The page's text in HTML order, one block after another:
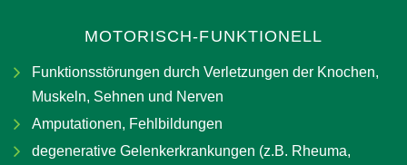
MOTORISCH-FUNKTIONELL
Funktionsstörungen durch Verletzungen der Knochen,
Muskeln, Sehnen und Nerven
Amputationen, Fehlbildungen
degenerative Gelenkerkrankungen (z.B. Rheuma,